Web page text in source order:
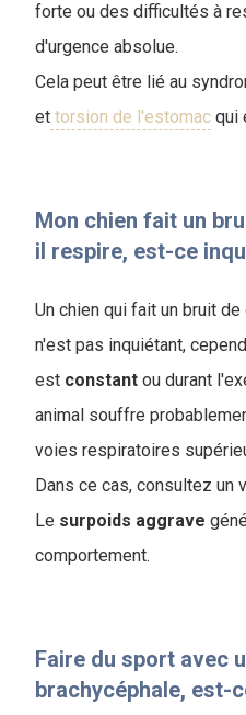
forte ou des difficultés à
d'urgence absolue.
Cela peut être lié au
et torsion de l'estomac qui
Mon chien fait un
il respire, est-ce
Un chien qui fait un bruit de
n'est pas inquiétant,
est constant ou durant
animal souffre
voies respiratoires
Dans ce cas, consultez un
Le surpoids aggrave
comportement.
Faire du sport avec
brachycéphale, est-